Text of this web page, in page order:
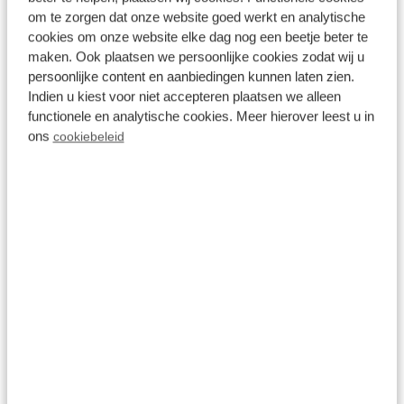
om te zorgen dat onze website goed werkt en analytische
cookies om onze website elke dag nog een beetje beter te
maken. Ook plaatsen we persoonlijke cookies zodat wij u
persoonlijke content en aanbiedingen kunnen laten zien.
Indien u kiest voor niet accepteren plaatsen we alleen
functionele en analytische cookies. Meer hierover leest u in
ons cookiebeleid
Landgoed de Scheleberg